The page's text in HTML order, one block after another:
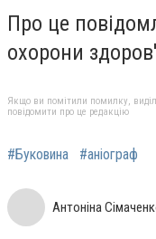
Про це
охорони
Якщо ви помітили помилку,
повідомити про це редакцію
#Буковина #аніограф
Антоніна